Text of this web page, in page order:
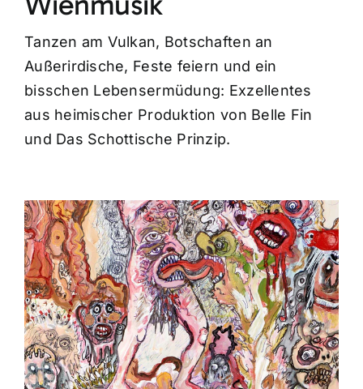
Tanzen am Vulkan, Botschaften an
Außerirdische, Feste feiern und ein
bisschen Lebensermüdung: Exzellentes
aus heimischer Produktion von Belle Fin
und Das Schottische Prinzip.